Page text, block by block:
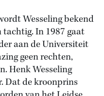
Wesseling bekend
In 1987 gaat
aan de Universiteit
geen rechten,
Henk Wesseling
Dat de kroonprins